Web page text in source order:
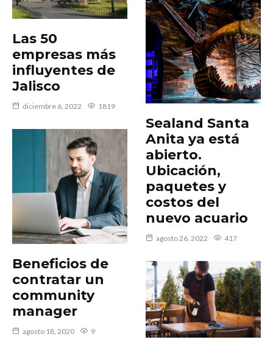
Las 50
empresas más
influyentes de
Jalisco
diciembre 6, 2022 1819
Beneficios de
contratar un
community
manager
agosto 18, 2020 9
Sealand Santa
Anita ya está
abierto.
Ubicación,
paquetes y
costos del
nuevo acuario
agosto 26, 2022 417